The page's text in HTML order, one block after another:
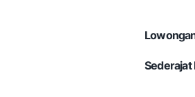
Sederajat